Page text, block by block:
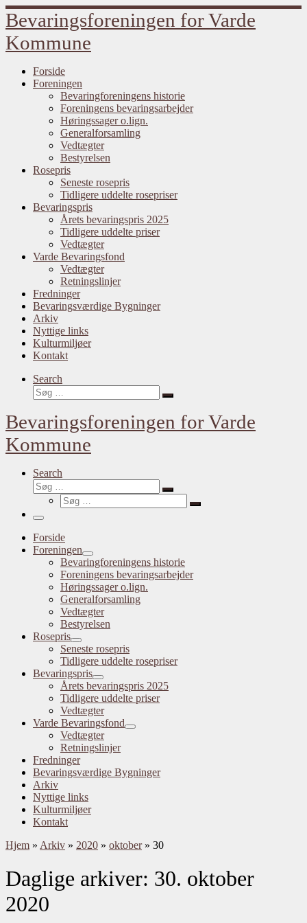
Fortsæt
til
indhold
Bevaringsforeningen for Varde
Kommune
Forside
Foreningen
Bevaringforeningens historie
Foreningens bevaringsarbejder
Høringssager o.lign.
Generalforsamling
Vedtægter
Bestyrelsen
Rosepris
Seneste rosepris
Tidligere uddelte rosepriser
Bevaringspris
Årets bevaringspris 2025
Tidligere uddelte priser
Vedtægter
Varde Bevaringsfond
Vedtægter
Retningslinjer
Fredninger
Bevaringsværdige Bygninger
Arkiv
Nyttige links
Kulturmiljøer
Kontakt
Search
Søg
Søg
Bevaringsforeningen for Varde
Kommune
Search
Søg
Søg
Søg
Søg
Menu
Forside
Foreningen
Bevaringforeningens historie
Foreningens bevaringsarbejder
Høringssager o.lign.
Generalforsamling
Vedtægter
Bestyrelsen
Rosepris
Seneste rosepris
Tidligere uddelte rosepriser
Bevaringspris
Årets bevaringspris 2025
Tidligere uddelte priser
Vedtægter
Varde Bevaringsfond
Vedtægter
Retningslinjer
Fredninger
Bevaringsværdige Bygninger
Arkiv
Nyttige links
Kulturmiljøer
Kontakt
Hjem » Arkiv » 2020 » oktober » 30
Daglige arkiver: 30. oktober
2020